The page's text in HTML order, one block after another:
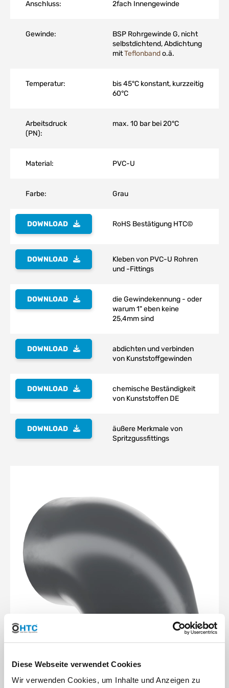
Diese Webseite verwendet Cookies
Wir verwenden Cookies, um Inhalte und Anzeigen zu
Anschluss: 2fach Innengewinde
Gewinde:
BSP Rohrgewinde G, nicht
selbstdichtend, Abdichtung
mitTeflonbando.ä.
Temperatur:
bis 45°C konstant, kurzzeitig
60°C
Arbeitsdruck
(PN):
max. 10 bar bei 20°C
Material: PVC-U
Farbe: Grau
DOWNLOAD RoHS Bestätigung HTC©
DOWNLOAD
Kleben von PVC-U Rohren
und -Fittings
DOWNLOAD
die Gewindekennung - oder
warum 1" eben keine
25,4mm sind
DOWNLOAD
abdichten und verbinden
von Kunststoffgewinden
DOWNLOAD
chemische Beständigkeit
von Kunststoffen DE
DOWNLOAD
äußere Merkmale von
Spritzgussfittings